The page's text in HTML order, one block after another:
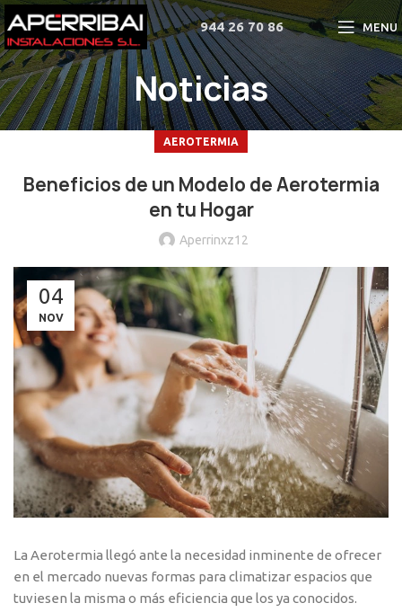
944 26 70 86 MENU
Noticias
AEROTERMIA
Beneficios de un Modelo de Aerotermia
en tu Hogar
Aperrinxz12
04
NOV
La Aerotermia llegó ante la necesidad inminente de ofrecer
en el mercado nuevas formas para climatizar espacios que
tuviesen la misma o más eficiencia que los ya conocidos.